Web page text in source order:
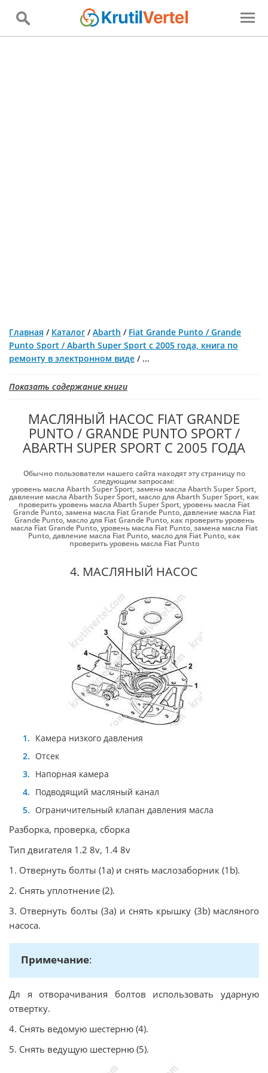
Главная / Каталог /Abarth / Fiat Grande Punto / Grande
Punto Sport / Abarth Super Sport с 2005 года, книга по
ремонту в электронном виде / ...
Показать содержание книги
МАСЛЯНЫЙ НАСОС FIAT GRANDE
PUNTO / GRANDE PUNTO SPORT /
ABARTH SUPER SPORT С 2005 ГОДА
Обычно пользователи нашего сайта находят эту страницу по
следующим запросам:
уровень масла Abarth Super Sport,замена масла Abarth Super Sport,
давление масла Abarth Super Sport, масло для Abarth Super Sport, как
проверить уровень масла Abarth Super Sport,уровень масла Fiat
Grande Punto,замена масла Fiat Grande Punto,давление масла Fiat
Grande Punto, масло для Fiat Grande Punto, как проверить уровень
масла Fiat Grande Punto,уровень масла Fiat Punto,замена масла Fiat
Punto,давление масла Fiat Punto, масло для Fiat Punto, как
проверить уровень масла Fiat Punto
4. МАСЛЯНЫЙ НАСОС
Камера низкого давления
Отсек
Напорная камера
Подводящий масляный канал
Ограничительный клапан давления масла
Разборка, проверка, сборка
Тип двигателя 1.2 8v, 1.4 8v
1. Отвернуть болты (1а) и снять маслозаборник (1b).
2. Снять уплотнение (2).
3. Отвернуть болты (3а) и снять крышку (3b) масляного
насоса.
Примечание:
Дл я отворачивания болтов использовать ударную
отвертку.
4. Снять ведомую шестерню (4).
5. Снять ведущую шестерню (5).